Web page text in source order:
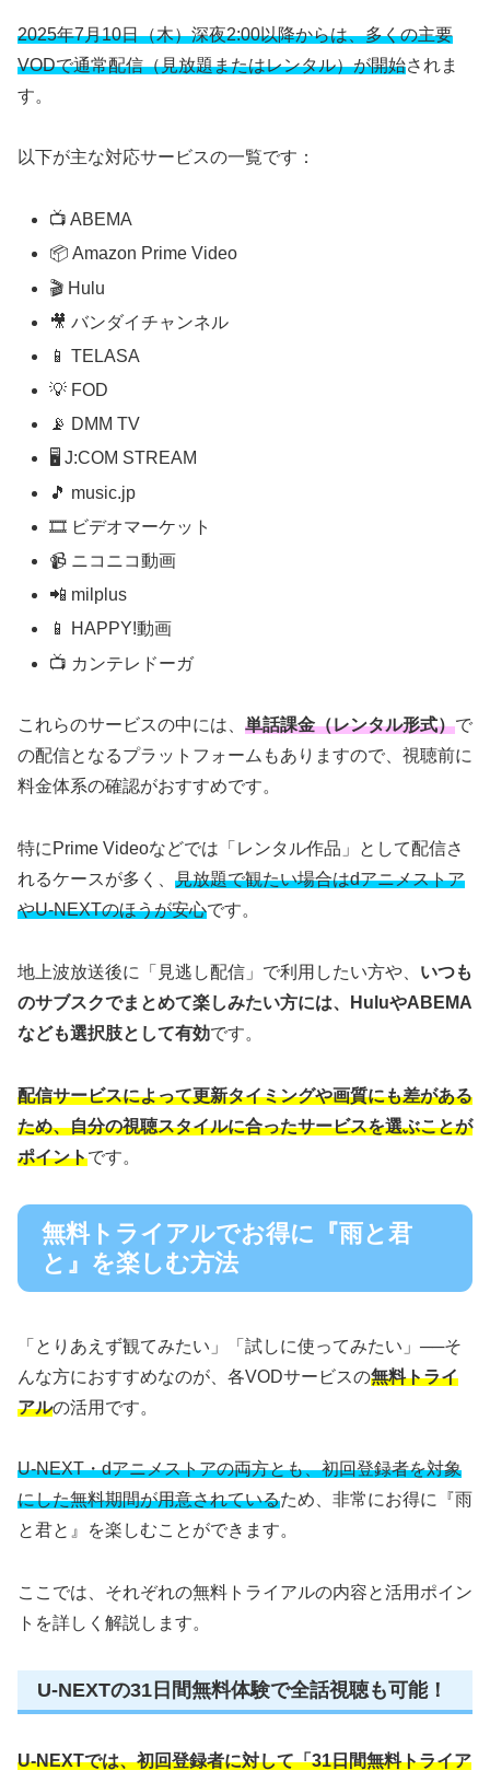
2025年7月10日（木）深夜2:00以降からは、多くの主要
VODで通常配信（見放題またはレンタル）が開始されま
す。
以下が主な対応サービスの一覧です：
📺 ABEMA
📦 Amazon Prime Video
🎬 Hulu
🎥 バンダイチャンネル
📱 TELASA
💡 FOD
📡 DMM TV
🖥️ J:COM STREAM
🎵 music.jp
🎞️ ビデオマーケット
📹 ニコニコ動画
📲 milplus
📱 HAPPY!動画
📺 カンテレドーガ
これらのサービスの中には、 単話課金（レンタル形式）で
の配信となるプラットフォームもありますので、視聴前に
料金体系の確認がおすすめです。
特にPrime Videoなどでは「レンタル作品」として配信さ
れるケースが多く、 見放題で観たい場合はdアニメストア
やU-NEXTのほうが安心です。
地上波放送後に「見逃し配信」で利用したい方や、 いつも
のサブスクでまとめて楽しみたい方には、HuluやABEMA
なども選択肢として有効です。
配信サービスによって更新タイミングや画質にも差がある
ため、自分の視聴スタイルに合ったサービスを選ぶことが
ポイントです。
無料トライアルでお得に『雨と君
と』を楽しむ方法
「とりあえず観てみたい」「試しに使ってみたい」──そ
んな方におすすめなのが、各VODサービスの無料トライ
アルの活用です。
U-NEXT・dアニメストアの両方とも、初回登録者を対象
にした無料期間が用意されているため、非常にお得に『雨
と君と』を楽しむことができます。
ここでは、それぞれの無料トライアルの内容と活用ポイン
トを詳しく解説します。
U-NEXTの31日間無料体験で全話視聴も可能！
U-NEXTでは、初回登録者に対して「31日間無料トライア